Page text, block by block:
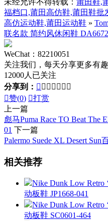
福档口,莆田高仿鞋,莆田鞋批
高仿运动鞋,莆田运动鞋 »
联名款 简约风休闲鞋
WeChat：82210051
关注我们，每天分享更多有
12000人已关注
分享到：       
赞(0) 打赏
上一篇
彪马Puma Race TO Beat The
01 下一篇
Palermo Suede XL Desert Sun
相关推荐
Nike Dunk Low
动板鞋 JP1668-041
Nike Dunk Low
动板鞋 SC0601-464